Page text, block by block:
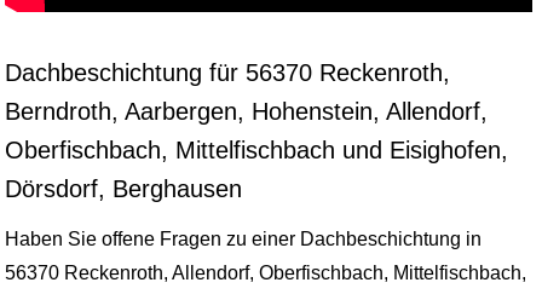
Dachbeschichtung für 56370 Reckenroth,
Berndroth, Aarbergen, Hohenstein, Allendorf,
Oberfischbach, Mittelfischbach und Eisighofen,
Dörsdorf, Berghausen
Haben Sie offene Fragen zu einer Dachbeschichtung in
56370 Reckenroth, Allendorf, Oberfischbach, Mittelfischbach,